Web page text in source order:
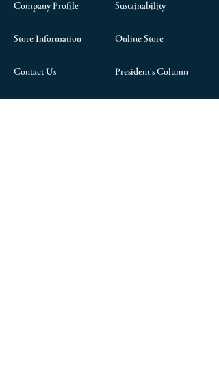
Company Profile
Store Information
Contact Us
Sustainability
Online Store
President's Column